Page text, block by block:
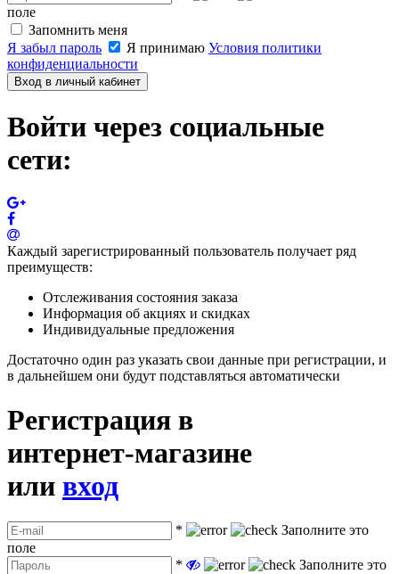
поле
Запомнить меня
Я забыл пароль
Я принимаю Условия политики
конфиденциальности
Вход в личный кабинет
Войти через социальные
сети:
Каждый зарегистрированный пользователь получает ряд
преимуществ:
Отслеживания состояния заказа
Информация об акциях и скидках
Индивидуальные предложения
Достаточно один раз указать свои данные при регистрации, и
в дальнейшем они будут подставляться автоматически
Регистрация в
интернет-магазине
или вход
*
Заполните это
поле
*
Заполните это